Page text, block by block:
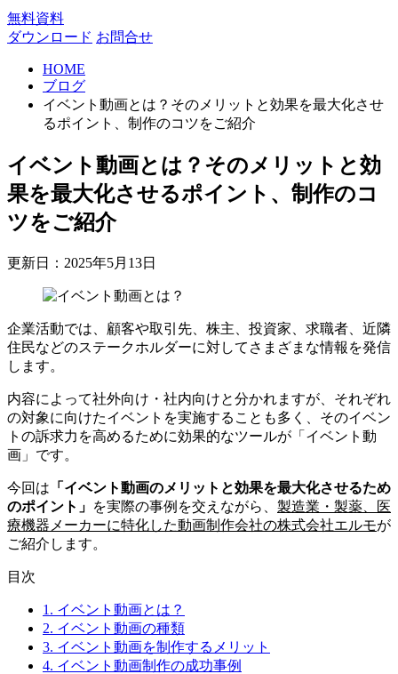
無料資料
ダウンロード お問合せ
HOME
ブログ
イベント動画とは？そのメリットと効果を最大化させ
るポイント、制作のコツをご紹介
イベント動画とは？そのメリットと効
果を最大化させるポイント、制作のコ
ツをご紹介
更新日：2025年5月13日
企業活動では、顧客や取引先、株主、投資家、求職者、近隣
住民などのステークホルダーに対してさまざまな情報を発信
します。
内容によって社外向け・社内向けと分かれますが、それぞれ
の対象に向けたイベントを実施することも多く、そのイベン
トの訴求力を高めるために効果的なツールが「イベント動
画」です。
今回は 「イベント動画のメリットと効果を最大化させるため
のポイント」 を実際の事例を交えながら、 製造業・製薬、医
療機器メーカーに特化した動画制作会社の株式会社エルモが
ご紹介します。
目次
1. イベント動画とは？
2. イベント動画の種類
3. イベント動画を制作するメリット
4. イベント動画制作の成功事例